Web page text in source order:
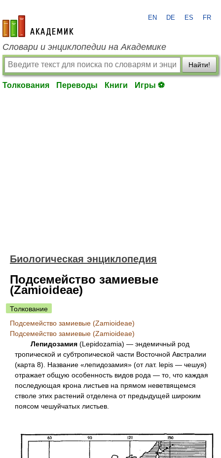
academic.ru
EN DE ES FR
Словари и энциклопедии на Академике
Найти!
Толкования Переводы Книги Игры ⚽
Биологическая энциклопедия
Подсемейство замиевые
(Zamioideae)
Толкование
Подсемейство замиевые (Zamioideae)
Подсемейство замиевые (Zamioideae)
Лепидозамия (Lepidozamia) — эндемичный род
тропической и субтропической части Восточной Австралии
(карта 8). Название «лепидозамия» (от лат. lepis — чешуя)
отражает общую особенность видов рода — то, что каждая
последующая крона листьев на прямом неветвящемся
стволе этих растений отделена от предыдущей широким
поясом чешуйчатых листьев.